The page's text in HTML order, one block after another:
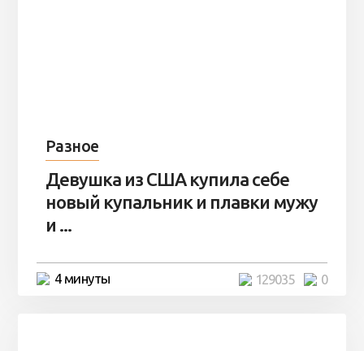
Разное
Девушка из США купила себе
новый купальник и плавки мужу
и ...
4 минуты 0
129035